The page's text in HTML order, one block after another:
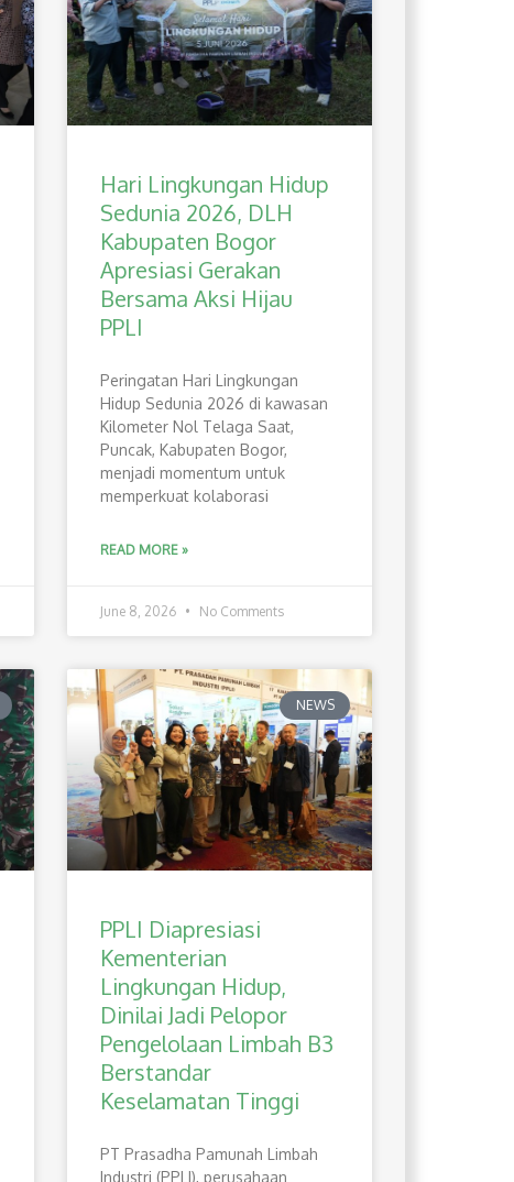
Hari Lingkungan Hidup
Sedunia 2026, DLH
Kabupaten Bogor
Apresiasi Gerakan
Bersama Aksi Hijau
PPLI
Peringatan Hari Lingkungan
Hidup Sedunia 2026 di kawasan
Kilometer Nol Telaga Saat,
Puncak, Kabupaten Bogor,
menjadi momentum untuk
memperkuat kolaborasi
READ MORE »
June 8, 2026 No Comments
NEWS
PPLI Diapresiasi
Kementerian
Lingkungan Hidup,
Dinilai Jadi Pelopor
Pengelolaan Limbah B3
Berstandar
Keselamatan Tinggi
PT Prasadha Pamunah Limbah
Industri (PPLI), perusahaan